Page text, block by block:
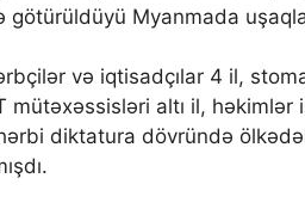
Myanmada
və iqtisadçılar 4 il,
altı il, həkimlər
diktatura dövründə